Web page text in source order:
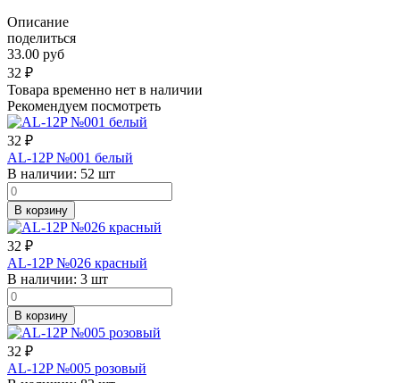
Описание
поделиться
33.00 руб
32 ₽
Товара временно нет в наличии
Рекомендуем посмотреть
32 ₽
AL-12P №001 белый
В наличии: 52 шт
В корзину
32 ₽
AL-12P №026 красный
В наличии: 3 шт
В корзину
32 ₽
AL-12P №005 розовый